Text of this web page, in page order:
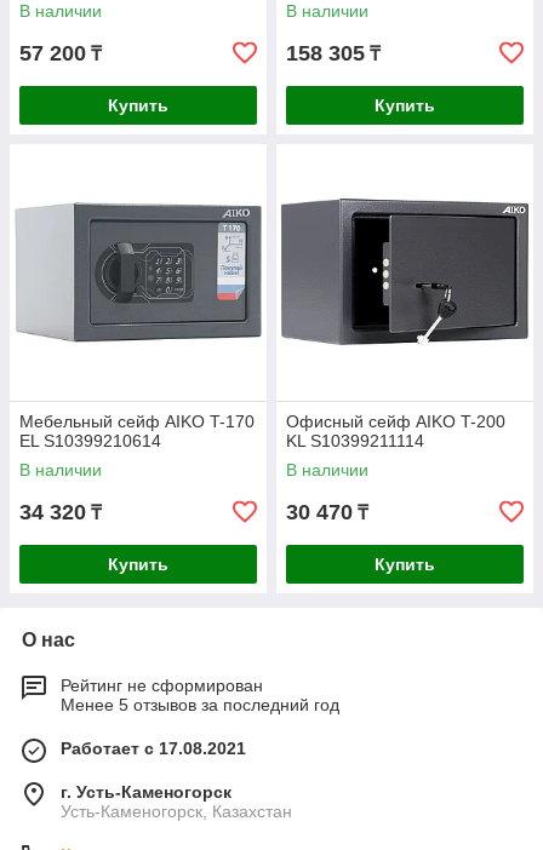
В наличии
57 200 ₸
Купить
В наличии
158 305 ₸
Купить
Мебельный сейф AIKO T-170
EL S10399210614
В наличии
34 320 ₸
Купить
Офисный сейф AIKO T-200
KL S10399211114
В наличии
30 470 ₸
Купить
О нас
Рейтинг не сформирован
Менее 5 отзывов за последний год
Работает с 17.08.2021
г. Усть-Каменогорск
Усть-Каменогорск, Казахстан